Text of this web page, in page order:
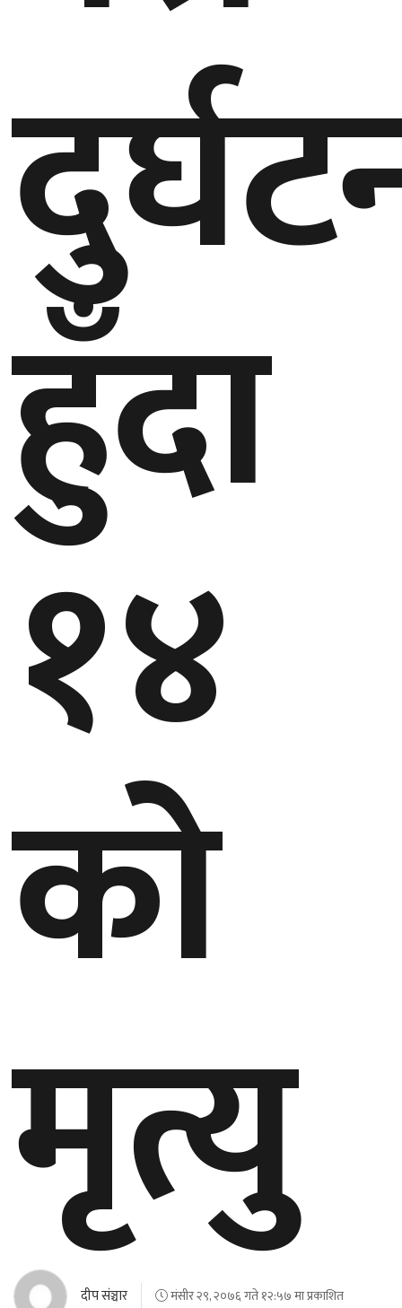
विचार
मनाेरञ्जन
खेलकुद
साहित्य
ग्लोबल
गल्फ
अमेरिका
एसिया
बेलायत
जापान
हुँदा
१४
को
मृत्यु
दीप संञ्चार मंसीर २९, २०७६ गते १२:५७ मा प्रकाशित